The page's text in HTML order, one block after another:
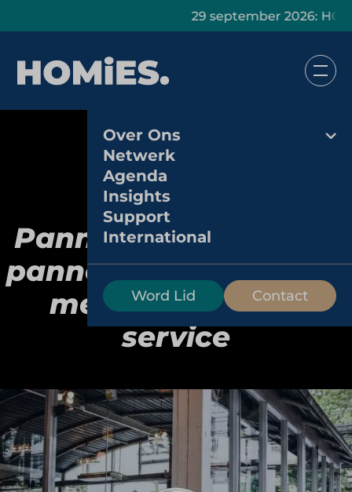
29 september 2026: HOMiES
Over Ons
Netwerk
Agenda
Insights
Support
International
Word Lid Contact
De
Pannekoekenbakker:
pannenkoekentraditie
met persoonlijke
service
De Pannekoekenbakker is al decennialang een
vertrouwd gezicht in het Nederlandse
horecalandschap. Met vijftien vestigingen in